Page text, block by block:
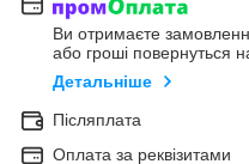
Ви отримаєте
або гроші повернуться
Детальніше
Післяплата
Оплата за реквізитами